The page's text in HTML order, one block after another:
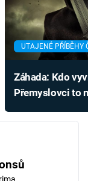
UTAJENÉ PŘÍBĚHY
Záhada: Kdo
Přemyslovci to